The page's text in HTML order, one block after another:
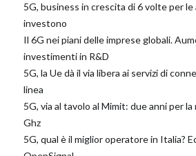
5G, business in crescita di 6 volte per le
investono
Il 6G nei piani delle imprese globali.
investimenti in R&D
5G, la Ue dà il via libera ai servizi di
linea
5G, via al tavolo al Mimit: due anni per
Ghz
5G, qual è il miglior operatore in Italia?